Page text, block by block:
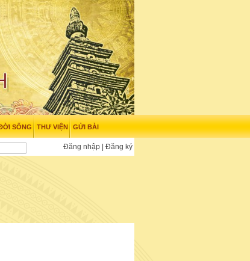
SỐNG THƯ VIỆN GỬI BÀI
Đăng nhập Đăng ký